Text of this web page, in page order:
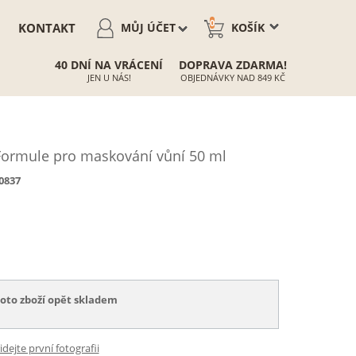
KOŠÍK
0
MŮJ ÚČET
KONTAKT
40 DNÍ NA VRÁCENÍ
JEN U NÁS!
DOPRAVA ZDARMA!
OBJEDNÁVKY NAD 849 KČ
pro maskování vůní 50 ml
zboží opět skladem
první fotografii